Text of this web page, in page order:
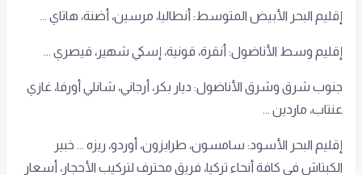
إقليم البحر الأبيض المتوسط: أنطاليا، مرسين، أضنة، هاتاي ...
إقليم وسط الأناضول: أنقرة، قونية، إسكي شهير، قيصري ...
جنوب شرق وشرق الأناضول: ديار بكر، أرجاني، شانلي أورفا، غازي
عنتاب، ماردين ...
إقليم البحر الأسود: سامسون، طرابزون، أوردو، ريزه ... خبير
الكبتاش في كافة أنحاء تركيا، فريق محترف لتركيب الأحجار، أسعار